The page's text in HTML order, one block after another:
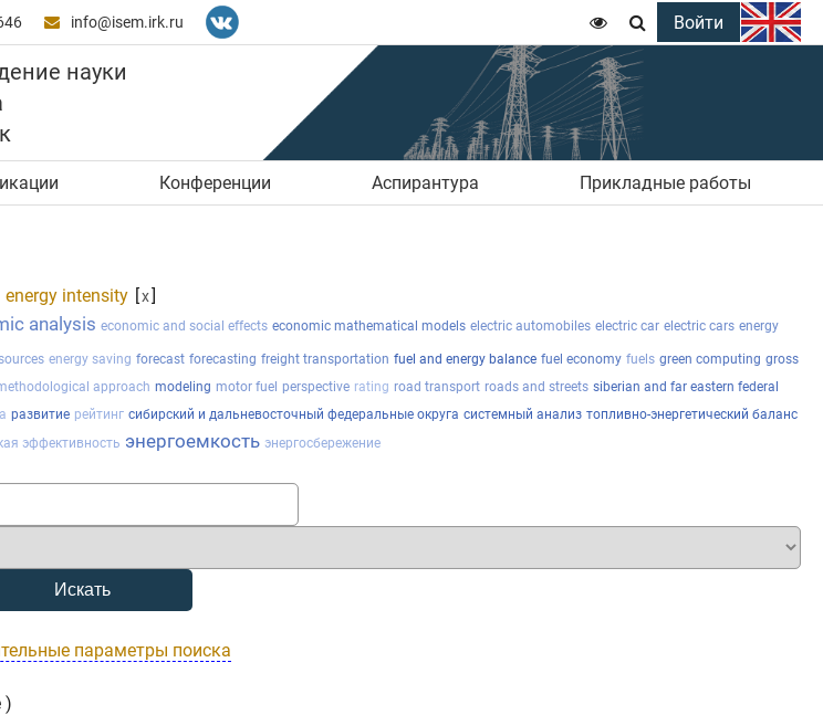
 info@isem.irk.ru   Войти
науки
Конференции Аспирантура Прикладные работы
energy intensity [x]
analysis economic and social effects economic mathematical models electric automobiles electric car electric cars energy
energy saving forecast forecasting freight transportation fuel and energy balance fuel economy fuels green computing gross
approach modeling motor fuel perspective rating road transport roads and streets siberian and far eastern federal
развитие рейтинг сибирский и дальневосточный федеральные округа системный анализ топливно-энергетический баланс
эффективность энергоемкость энергосбережение
параметры поиска
)